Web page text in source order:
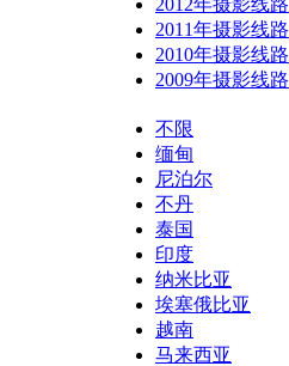
2012年摄影线路
2011年摄影线路
2010年摄影线路
2009年摄影线路
不限
缅甸
尼泊尔
不丹
泰国
印度
纳米比亚
埃塞俄比亚
越南
马来西亚